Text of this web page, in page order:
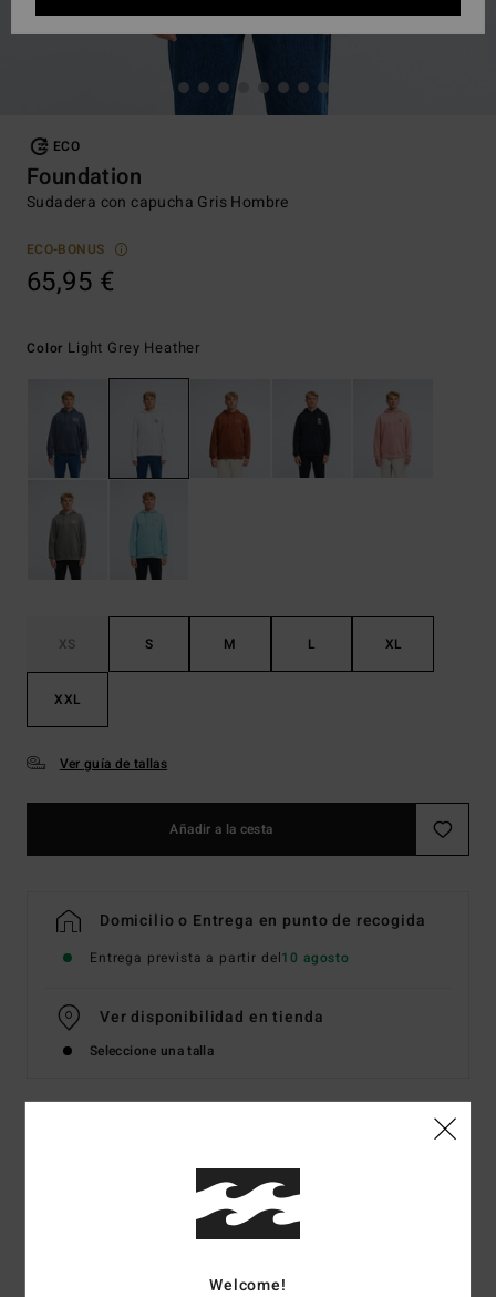
ECO
Foundation
Sudadera con capucha Gris Hombre
ECO-BONUS
65,95 €
Color Light Grey Heather
XS S M L XL
XXL
Ver guía de tallas
Añadir a la cesta
Domicilio o Entrega en punto de recogida
Entrega prevista a partir del10 agosto
Ver disponibilidad en tienda
Seleccione una talla
Sudadera con capucha Gris Hombre
Código de color
Welcome!